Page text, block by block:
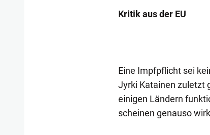
Kritik aus der EU
Eine Impfpflicht sei
Jyrki Katainen zuletzt
einigen Ländern
scheinen genauso